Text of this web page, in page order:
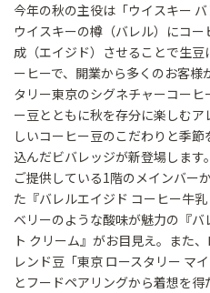
今年の秋の主役は「ウイスキー
ウイスキーの樽（バレル）にコ
成（エイジド）させることで生
ーヒーで、開業から多くのお客
タリー東京のシグネチャーコー
ー豆とともに秋を存分に楽しむア
しいコーヒー豆のこだわりと季
込んだビバレッジが新登場しま
ご提供している1階のメインバー
た『バレルエイジド コーヒー牛
ベリーのような酸味が魅力の『
ト クリーム』がお目見え。また
レンド豆「東京 ロースタリー マ
とフードペアリングから着想を